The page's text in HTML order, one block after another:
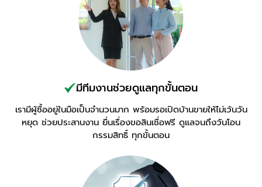
มีทีมงานช่วยดูแลทุกขั้นตอน
เรามีผู้ซื้ออยู่ในมือเป็นจำนวนมาก พร้อมรอเปิดบ้านขายให้ไม่เว้นวัน
หยุด ช่วยประสานงาน ยื่นเรื่องขอสินเชื่อฟรี ดูแลจนถึงวันโอน
กรรมสิทธิ์ ทุกขั้นตอน